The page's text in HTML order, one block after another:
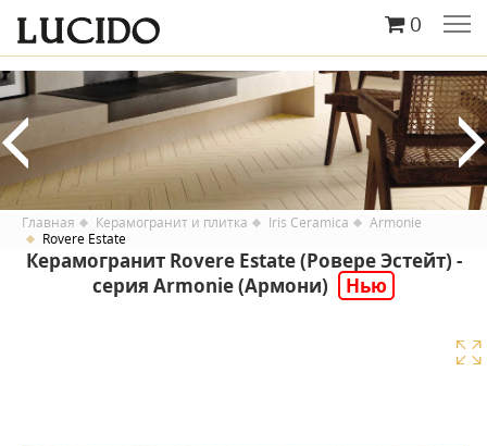
0
Главная Керамогранит и плитка Iris Ceramica
Armonie
Rovere Estate
Керамогранит Rovere Estate (Ровере Эстейт) -
серия Armonie (Армони)
Нью